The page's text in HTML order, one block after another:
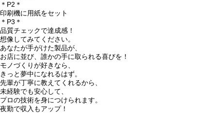
＊P2＊
印刷機に用紙をセット
＊P3＊
品質チェックで達成感！
想像してみてください。
あなたが手がけた製品が、
お店に並び、誰かの手に取られる喜びを！
モノづくりが好きなら、
きっと夢中になれるはず。
先輩が丁寧に教えてくれるから、
未経験でも安心して、
プロの技術を身につけられます。
夜勤で収入もアップ！